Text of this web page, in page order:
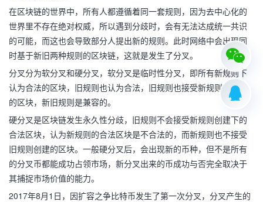
在区块链的世界中，所有人都遵循着同一套规则，因为去中心化的
世界里不存在绝对权威，所以遇到分歧时，会有无法达成统一共识
的可能，而这也会导致部分人提出新的规则。此时网络中会出现同
时基于新旧两种规则的区块链，这就是发生了分叉。
分叉分为软分叉和硬分叉，软分叉是临时性分叉，即所有新规则下
认为合法的区块，旧规则也认为合法，旧规则也接受新规则下创建
的区块，新旧规则是兼容的。
硬分叉是区块链发生永久性分歧，旧规则不会接受新规则创建下的
合法区块，认为新规则的合法区块是不合法的，而新规则也不接受
旧规则创建的区块。一般硬分叉后，会出现新的币种，但不是所有
的分叉币都能成功占领市场，新分叉出来的币成功与否完全取决于
其捕捉市场价值的能力。
2017年8月1日，因扩容之争比特币发生了第一次分叉，分叉产生的